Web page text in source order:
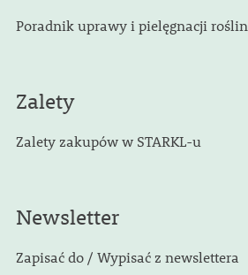
Poradnik uprawy i pielęgnacji roślin
Zalety
Zalety zakupów w STARKL-u
Newsletter
Zapisać do / Wypisać z newslettera